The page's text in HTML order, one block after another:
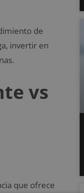
de
invertir en
vs
que ofrece